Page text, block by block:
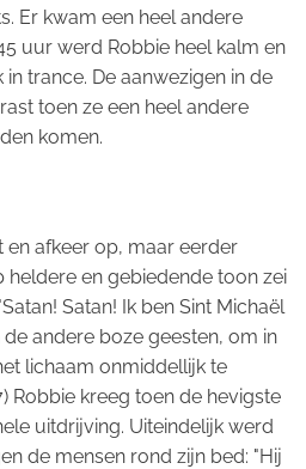
Er kwam een heel andere
uur werd Robbie heel kalm en
trance. De aanwezigen in de
toen ze een heel andere
komen.
en afkeer op, maar eerder
en gebiedende toon zei
Satan! Ik ben Sint Michaël
andere boze geesten, om in
lichaam onmiddellijk te
Robbie kreeg toen de hevigste
uitdrijving. Uiteindelijk werd
de mensen rond zijn bed: "Hij